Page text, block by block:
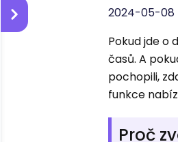
2024-05-08
Pokud jde o
časů. A
pochopili,
funkce
Proč